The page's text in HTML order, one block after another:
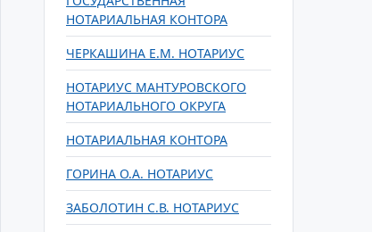
НОТАРИАЛЬНАЯ КОНТОРА
ЧЕРКАШИНА Е.М. НОТАРИУС
НОТАРИУС МАНТУРОВСКОГО
НОТАРИАЛЬНОГО ОКРУГА
НОТАРИАЛЬНАЯ КОНТОРА
ГОРИНА О.А. НОТАРИУС
ЗАБОЛОТИН С.В. НОТАРИУС